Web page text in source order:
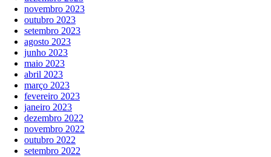
novembro 2023
outubro 2023
setembro 2023
agosto 2023
junho 2023
maio 2023
abril 2023
março 2023
fevereiro 2023
janeiro 2023
dezembro 2022
novembro 2022
outubro 2022
setembro 2022